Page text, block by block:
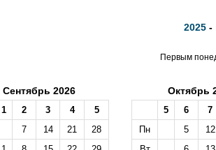
2025-
Первым
Сентябрь 2026
1 2 3 4
5
7 14 21
28
Октябрь
5 6 7
Пн
5 12